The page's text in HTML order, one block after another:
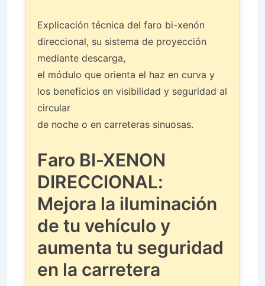
Explicación técnica del faro bi-xenón
direccional, su sistema de proyección
mediante descarga,
el módulo que orienta el haz en curva y
los beneficios en visibilidad y seguridad al
circular
de noche o en carreteras sinuosas.
Faro BI-XENON
DIRECCIONAL:
Mejora la iluminación
de tu vehículo y
aumenta tu seguridad
en la carretera